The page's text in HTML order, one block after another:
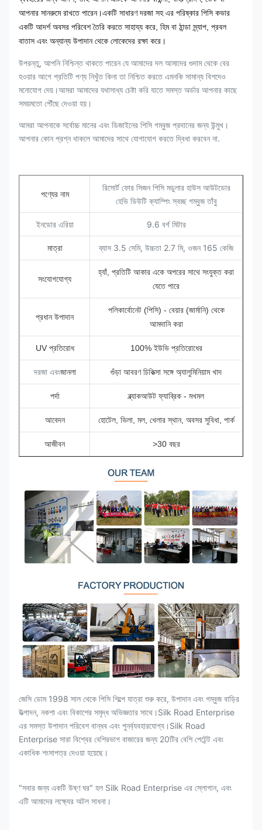
আপনার সানরুমে রাখতে পারেন।একটি সাধারণ দরজা সহ এর পরিষ্কার পিসি কভার
একটি আদর্শ অবসর পরিবেশ তৈরি করতে সাহায্য করে, হিম বা ঠান্ডা স্ন্যাপ, প্রবল
বাতাস এবং অন্যান্য উপাদান থেকে লোকেদের রক্ষা করে।
উপরন্তু, আপনি নিশ্চিন্ত থাকতে পারেন যে আমাদের দল আমাদের গুদাম থেকে বের
হওয়ার আগে প্রতিটি পণ্য নিখুঁত কিনা তা নিশ্চিত করতে এমনকি সামান্য বিশদেও
মনোযোগ দেয়।আমরা আমাদের যথাসাধ্য চেষ্টা করি যাতে সমস্ত অর্ডার আপনার কাছে
সময়মতো পৌঁছে দেওয়া হয়।
আমরা আপনাকে সর্বোচ্চ মানের এবং ডিজাইনের পিসি গম্বুজ প্রদানের জন্য উন্মুখ।
আপনার কোন প্রশ্ন থাকলে আমাদের সাথে যোগাযোগ করতে দ্বিধা করবেন না.
পণ্যের নাম
রিসোর্ট ফোর সিজন পিসি মডুলার হাউস আউটডোর
হেভি ডিউটি ​​ক্যাম্পিং স্বচ্ছ গম্বুজ তাঁবু
ইনডোর এরিয়া 9.6 বর্গ মিটার
মাত্রা ব্যাস 3.5 সেমি, উচ্চতা 2.7 মি, ওজন 165 কেজি
সংযোগযোগ্য
হ্যাঁ, প্রতিটি আকার একে অপরের সাথে সংযুক্ত করা
যেতে পারে
প্রধান উপাদান
পলিকার্বোনেট (পিসি) - বেয়ার (জার্মানি) থেকে
আমদানি করা
UV প্রতিরোধ 100% ইউভি প্রতিরোধের
দরজা এবংজানলা গুঁড়া আবরণ চিকিত্সা সঙ্গে অ্যালুমিনিয়াম খাদ
পর্দা ব্ল্যাকআউট ফ্যাব্রিক - মখমল
আবেদন হোটেল, ভিলা, মল, খেলার স্থান, অবসর সুবিধা, পার্ক
আজীবন >30 বছর
জেসি ডোম 1998 সাল থেকে পিসি শিল্পে যাত্রা শুরু করে, উপাদান এবং গম্বুজ বাড়ির
উত্পাদন, নকশা এবং বিকাশের সমৃদ্ধ অভিজ্ঞতার সাথে।Silk Road Enterprise
এর সমস্ত উপাদান পরিবেশ বান্ধব এবং পুনর্ব্যবহারযোগ্য।Silk Road
Enterprise সারা বিশ্বের বেশিরভাগ বাজারের জন্য 20টির বেশি পেটেন্ট এবং
একাধিক শংসাপত্র দেওয়া হয়েছে।
"সবার জন্য একটি উষ্ণ ঘর" হল Silk Road Enterprise এর স্লোগান, এবং
এটি আমাদের লক্ষ্যের অটল সাধনা।